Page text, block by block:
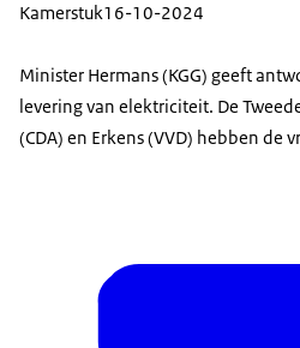
Kamerstuk16-10-2024
Minister Hermans (KGG) geeft
levering van elektriciteit. De
(CDA) en Erkens (VVD) hebben de